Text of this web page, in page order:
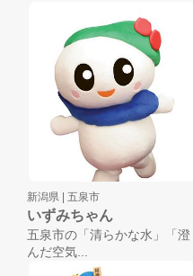
新潟県 | 五泉市
いずみちゃん
五泉市の「清らかな水」「澄
んだ空気...